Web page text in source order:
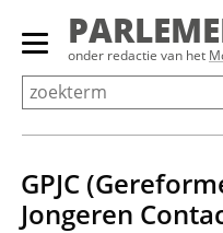
Overslaan
Primair
menu
tonen/verbergen
onder redactie van het
GPJC
Jongeren